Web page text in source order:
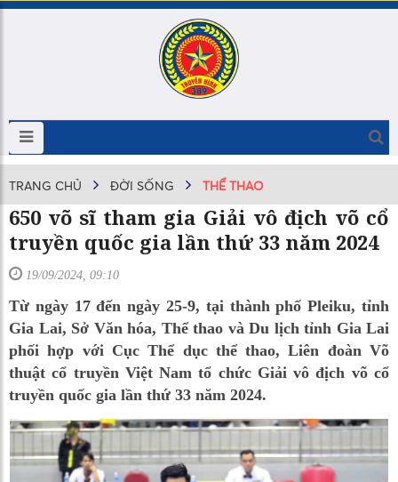
TRANG CHỦ ĐỜI SỐNG THỂ THAO
650 võ sĩ tham gia Giải vô địch võ cổ
truyền quốc gia lần thứ 33 năm 2024​
19/09/2024, 09:10
Từ ngày 17 đến ngày 25-9, tại thành phố Pleiku, tỉnh
Gia Lai, Sở Văn hóa, Thể thao và Du lịch tỉnh Gia Lai
phối hợp với Cục Thể dục thể thao, Liên đoàn Võ
thuật cổ truyền Việt Nam tổ chức Giải vô địch võ cổ
truyền quốc gia lần thứ 33 năm 2024.